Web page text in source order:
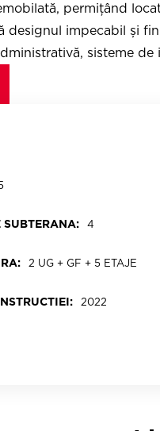
permițând
impecabil și
sisteme
SUBTERANA: 4
2 UG + GF + 5 ETAJE
2022